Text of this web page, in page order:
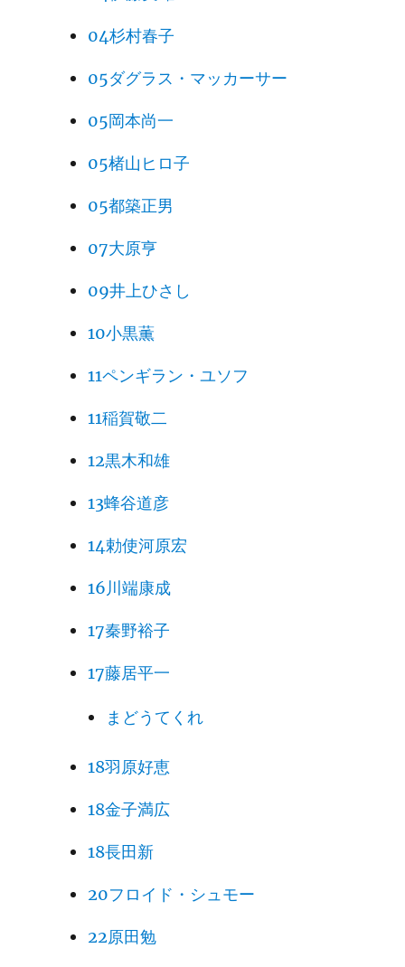
04杉村春子
05ダグラス・マッカーサー
05岡本尚一
05楮山ヒロ子
05都築正男
07大原亨
09井上ひさし
10小黒薫
11ペンギラン・ユソフ
11稲賀敬二
12黒木和雄
13蜂谷道彦
14勅使河原宏
16川端康成
17秦野裕子
17藤居平一
まどうてくれ
18羽原好恵
18金子満広
18長田新
20フロイド・シュモー
22原田勉